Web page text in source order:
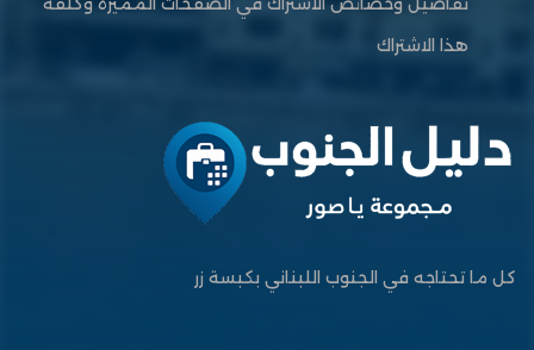
هذا الاشتراك
كل ما تحتاجه في الجنوب اللبناني بكبسة زر